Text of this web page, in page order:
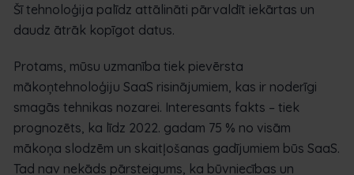
Šī tehnoloģija palīdz attālināti pārvaldīt iekārtas un
daudz ātrāk kopīgot datus.
Protams, mūsu uzmanība tiek pievērsta
mākoņtehnoloģiju SaaS risinājumiem, kas ir noderīgi
smagās tehnikas nozarei. Interesants fakts – tiek
prognozēts, ka līdz 2022. gadam 75 % no visām
mākoņa slodzēm un skaitļošanas gadījumiem būs SaaS.
Tad nav nekāds pārsteigums, ka būvniecības un